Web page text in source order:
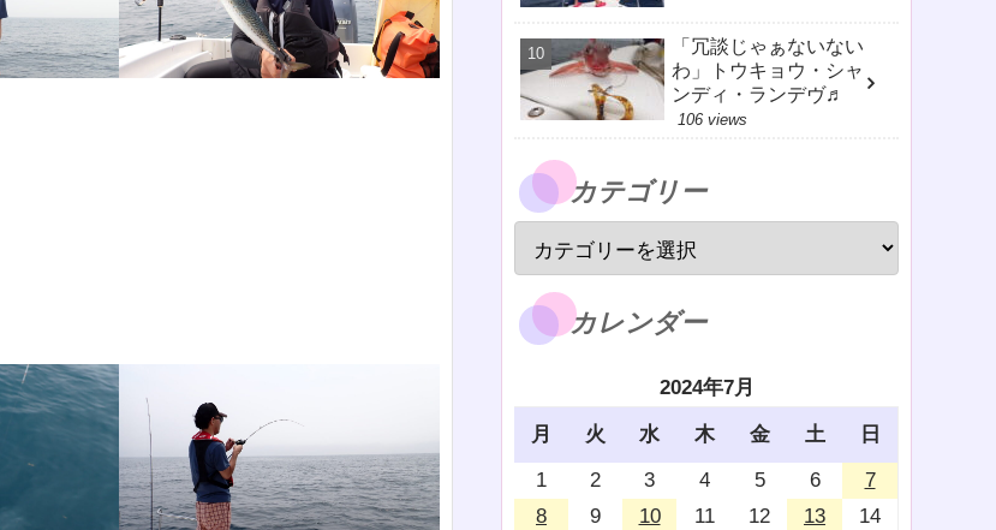
「冗談じゃぁないない
わ」トウキョウ・シャ
ンディ・ランデヴ♬
106 views
カテゴリー
カレンダー
2024年7月
月 火 水 木 金 土
日
1
2 3 4 5 6
7
8
9 10 11 12 13
14